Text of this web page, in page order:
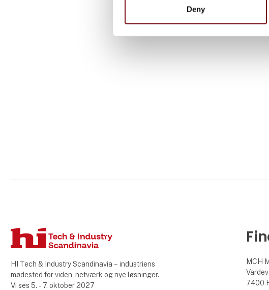
Deny
HI Tech & Industry Scandinavia – industriens
mødested for viden, netværk og nye løsninger.
Vi ses 5. - 7. oktober 2027
MCH
7400